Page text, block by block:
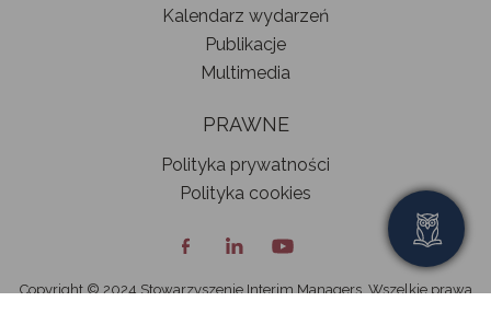
Kalendarz wydarzeń
Publikacje
Multimedia
PRAWNE
Polityka prywatności
Polityka cookies
Copyright © 2024 Stowarzyszenie Interim Managers. Wszelkie prawa